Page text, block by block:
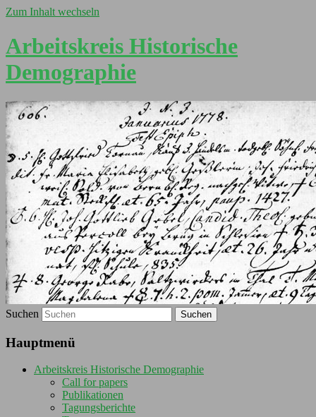
Zum Inhalt wechseln
Arbeitskreis Historische
Demographie
Suchen
Hauptmenü
Arbeitskreis Historische Demographie
Call for papers
Publikationen
Tagungsberichte